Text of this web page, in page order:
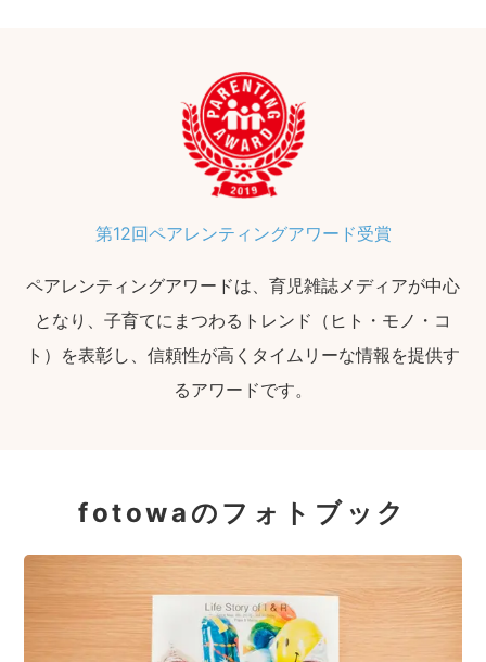
第12回ペアレンティングアワード受賞
ペアレンティングアワードは、育児雑誌メディアが中心
となり、子育てにまつわるトレンド（ヒト・モノ・コ
ト）を表彰し、信頼性が高くタイムリーな情報を提供す
るアワードです。
fotowaのフォトブック